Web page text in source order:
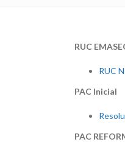
RUC
RUC
PAC Inicial
PAC